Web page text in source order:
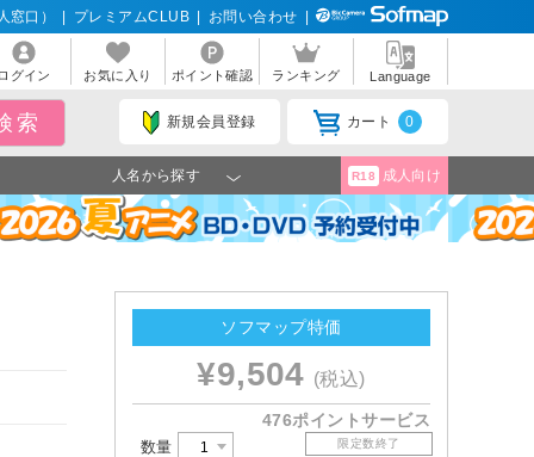
窓口） プレミアムCLUB お問い合わせ
ログイン お気に入り ポイント確認 ランキング Language
新規会員登録 カート 0
人名から探す R18 成人向け
ソフマップ特価
¥9,504 (税込)
476ポイントサービス
数量 限定数終了